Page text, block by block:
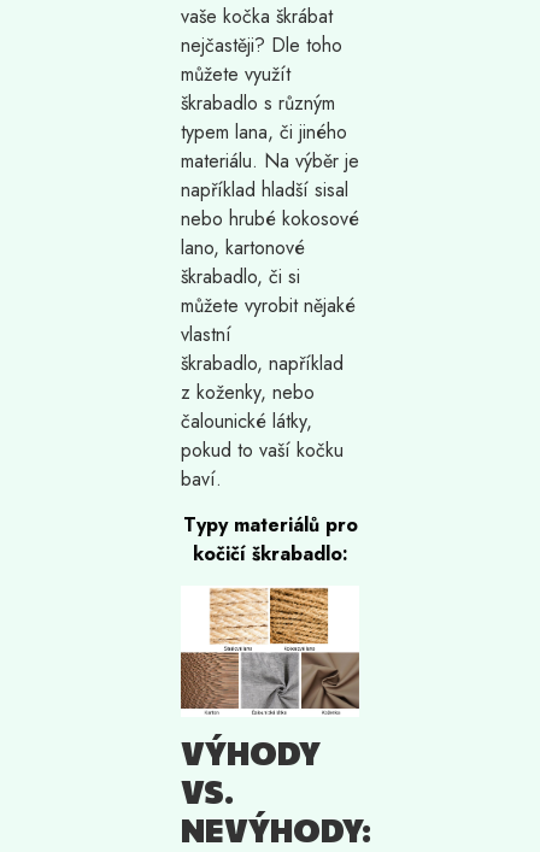
vaše kočka škrábat
nejčastěji? Dle toho
můžete využít
škrabadlo s různým
typem lana, či jiného
materiálu. Na výběr je
například hladší sisal
nebo hrubé kokosové
lano, kartonové
škrabadlo, či si
můžete vyrobit nějaké
vlastní
škrabadlo, například
z koženky, nebo
čalounické látky,
pokud to vaší kočku
baví.
Typy materiálů pro
kočičí škrabadlo:
VÝHODY
VS.
NEVÝHODY: